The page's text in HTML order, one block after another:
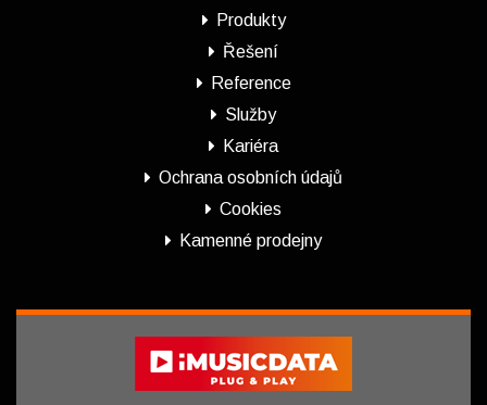
Produkty
Řešení
Reference
Služby
Kariéra
Ochrana osobních údajů
Cookies
Kamenné prodejny